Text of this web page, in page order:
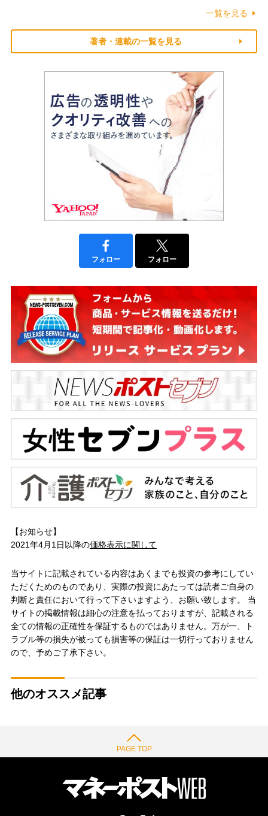
一覧を見る
著者・連載の一覧を見る
フォロー フォロー
【お知らせ】
2021年4月1日以降の価格表示に関して
当サイトに記載されている内容はあくまでも投資の参考にしてい
ただくためのものであり、実際の投資にあたっては読者ご自身の
判断と責任において行って下さいますよう、お願い致します。 当
サイトの掲載情報は細心の注意を払っておりますが、記載される
全ての情報の正確性を保証するものではありません。万が一、ト
ラブル等の損失が被っても損害等の保証は一切行っておりません
ので、予めご了承下さい。
他のオススメ記事
PAGE TOP